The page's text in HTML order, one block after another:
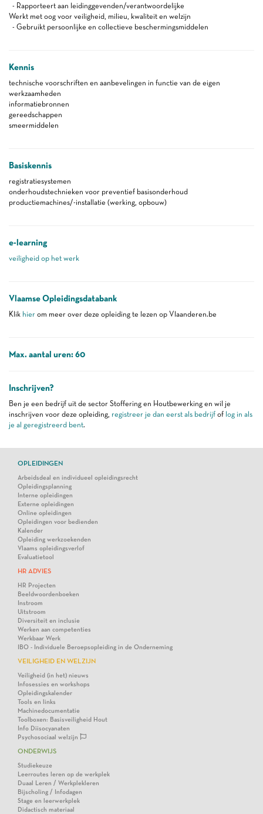
- Rapporteert aan leidinggevenden/verantwoordelijke
Werkt met oog voor veiligheid, milieu, kwaliteit en welzijn
- Gebruikt persoonlijke en collectieve beschermingsmiddelen
Kennis
technische voorschriften en aanbevelingen in functie van de eigen
werkzaamheden
informatiebronnen
gereedschappen
smeermiddelen
Basiskennis
registratiesystemen
onderhoudstechnieken voor preventief basisonderhoud
productiemachines/-installatie (werking, opbouw)
e-learning
veiligheid op het werk
Vlaamse Opleidingsdatabank
Klik hier om meer over deze opleiding te lezen op Vlaanderen.be
Max. aantal uren: 60
Inschrijven?
Ben je een bedrijf uit de sector Stoffering en Houtbewerking en wil je
inschrijven voor deze opleiding, registreer je dan eerst als bedrijf of log in als
je al geregistreerd bent.
OPLEIDINGEN
Arbeidsdeal en individueel opleidingsrecht
Opleidingsplanning
Interne opleidingen
Externe opleidingen
Online opleidingen
Opleidingen voor bedienden
Kalender
Opleiding werkzoekenden
Vlaams opleidingsverlof
Evaluatietool
HR ADVIES
HR Projecten
Beeldwoordenboeken
Instroom
Uitstroom
Diversiteit en inclusie
Werken aan competenties
Werkbaar Werk
IBO - Individuele Beroepsopleiding in de Onderneming
VEILIGHEID EN WELZIJN
Veiligheid (in het) nieuws
Infosessies en workshops
Opleidingskalender
Tools en links
Machinedocumentatie
Toolboxen: Basisveiligheid Hout
Info Diisocyanaten
Psychosociaal welzijn
ONDERWIJS
Studiekeuze
Leerroutes leren op de werkplek
Duaal Leren / Werkplekleren
Bijscholing / Infodagen
Stage en leerwerkplek
Didactisch materiaal